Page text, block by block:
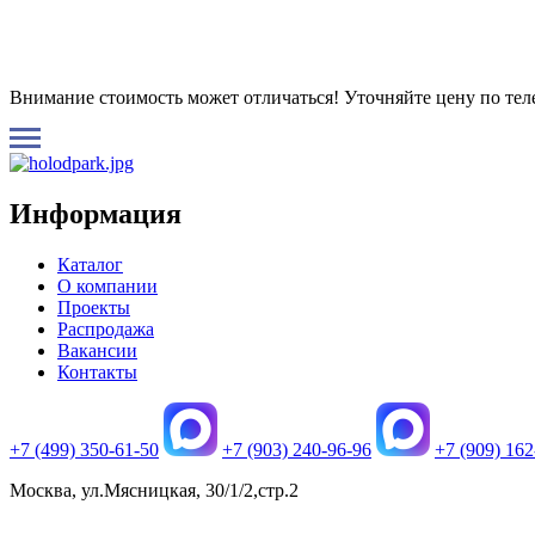
Внимание стоимость может отличаться! Уточняйте цену по
Информация
Каталог
О компании
Проекты
Распродажа
Вакансии
Контакты
+7 (499) 350-61-50 +7 (903) 240-96-96
+7 (909)
Москва, ул.Мясницкая, 30/1/2,стр.2